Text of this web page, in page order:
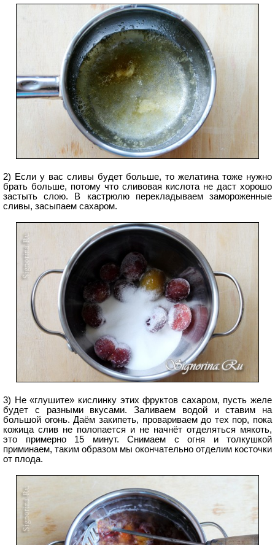
2) Если у вас сливы будет больше, то желатина тоже нужно
брать больше, потому что сливовая кислота не даст хорошо
застыть слою. В кастрюлю перекладываем замороженные
сливы, засыпаем сахаром.
3) Не «глушите» кислинку этих фруктов сахаром, пусть желе
будет с разными вкусами. Заливаем водой и ставим на
большой огонь. Даём закипеть, провариваем до тех пор, пока
кожица слив не полопается и не начнёт отделяться мякоть,
это примерно 15 минут. Снимаем с огня и толкушкой
приминаем, таким образом мы окончательно отделим косточки
от плода.